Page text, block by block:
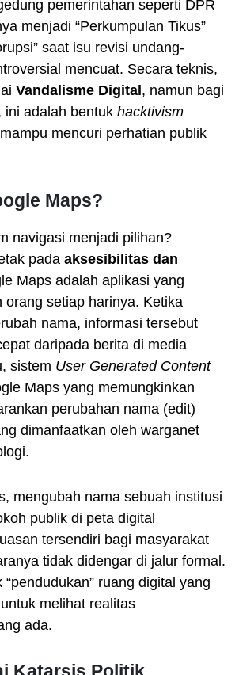
pemerintahan seperti DPR
menjadi “Perkumpulan Tikus”
saat isu revisi undang-
mencuat. Secara teknis,
Vandalisme Digital , namun bagi
ini adalah bentuk hacktivism
mencuri perhatian publik
Maps?
navigasi menjadi pilihan?
pada aksesibilitas dan
Maps adalah aplikasi yang
orang setiap harinya. Ketika
nama, informasi tersebut
daripada berita di media
sistem User Generated Content
Maps yang memungkinkan
perubahan nama (edit)
dimanfaatkan oleh warganet
mengubah nama sebuah institusi
publik di peta digital
tersendiri bagi masyarakat
tidak didengar di jalur formal.
ruang digital yang
melihat realitas
ada.